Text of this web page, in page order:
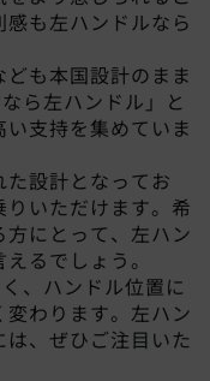
も左ハンドルなら
も本国設計のまま
ら左ハンドル」と
支持を集めていま
設計となってお
いただけます。希
にとって、左ハン
るでしょう。
、ハンドル位置に
わります。左ハン
、ぜひご注目いた